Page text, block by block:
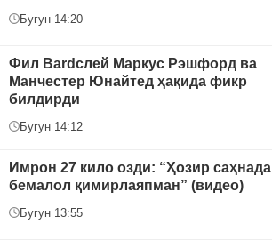
Бугун 14:20
Фил Bardслей Маркус Рэшфорд ва
Манчестер Юнайтед ҳақида фикр
билдирди
Бугун 14:12
Имрон 27 кило озди: “Ҳозир саҳнада
бемалол қимирлаяпман” (видео)
Бугун 13:55